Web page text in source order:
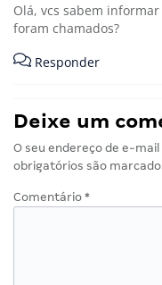
Olá, vcs sabem
foram chamados?
Responder
Deixe um
O seu endereço de e-
obrigatórios são
Comentário *